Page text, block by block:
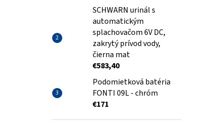
SCHWARN urinál s
automatickým
splachovačom 6V DC,
zakrytý prívod vody,
čierna mat
€583,40
Podomietková batéria
FONTI 09L - chróm
€171